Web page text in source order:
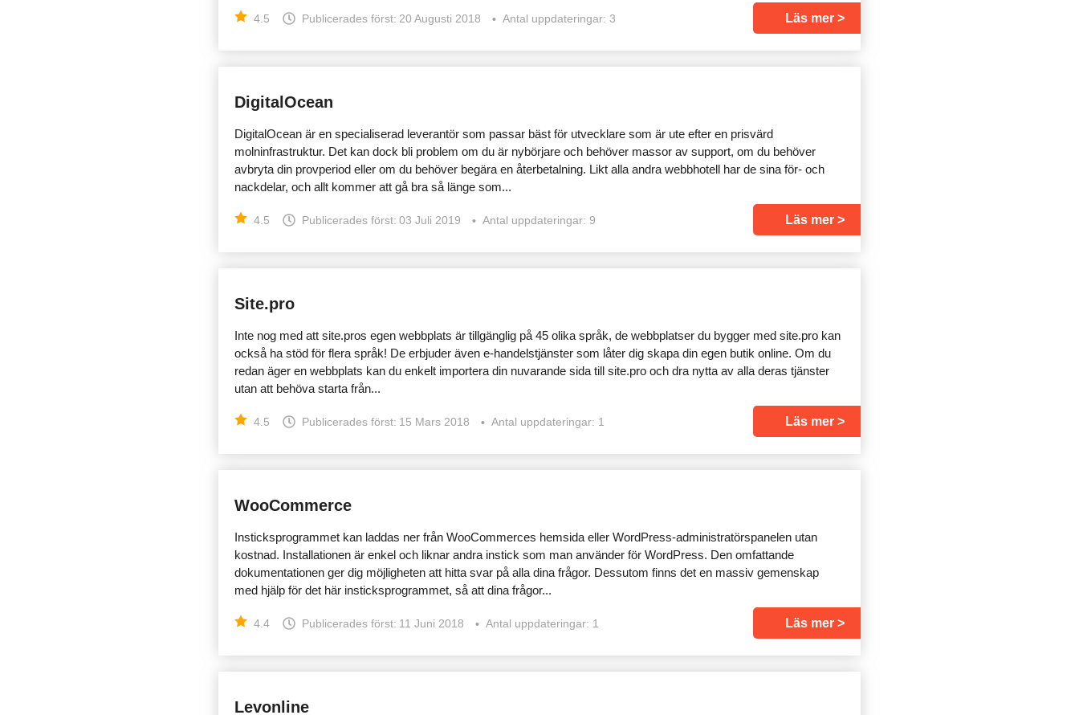
4.5 Publicerades först: 20 Augusti 2018 Antal uppdateringar: 3 Läs mer
DigitalOcean
DigitalOcean är en specialiserad leverantör som passar bäst för utvecklare som är ute efter en prisvärd
molninfrastruktur. Det kan dock bli problem om du är nybörjare och behöver massor av support, om du behöver
avbryta din provperiod eller om du behöver begära en återbetalning. Likt alla andra webbhotell har de sina för- och
nackdelar, och allt kommer att gå bra så länge som...
4.5 Publicerades först: 03 Juli 2019 Antal uppdateringar: 9 Läs mer
Site.pro
Inte nog med att site.pros egen webbplats är tillgänglig på 45 olika språk, de webbplatser du bygger med site.pro kan
också ha stöd för flera språk! De erbjuder även e-handelstjänster som låter dig skapa din egen butik online. Om du
redan äger en webbplats kan du enkelt importera din nuvarande sida till site.pro och dra nytta av alla deras tjänster
utan att behöva starta från...
4.5 Publicerades först: 15 Mars 2018 Antal uppdateringar: 1 Läs mer
WooCommerce
Insticksprogrammet kan laddas ner från WooCommerces hemsida eller WordPress-administratörspanelen utan
kostnad. Installationen är enkel och liknar andra instick som man använder för WordPress. Den omfattande
dokumentationen ger dig möjligheten att hitta svar på alla dina frågor. Dessutom finns det en massiv gemenskap
med hjälp för det här insticksprogrammet, så att dina frågor...
4.4 Publicerades först: 11 Juni 2018 Antal uppdateringar: 1 Läs mer
Levonline